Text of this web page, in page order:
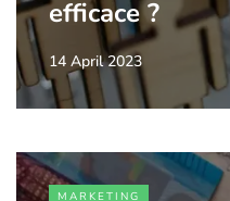
efficace ?
14 April 2023
MARKETING